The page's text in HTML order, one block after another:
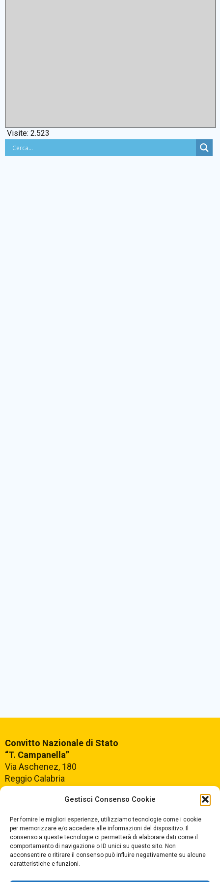
Gestisci Consenso Cookie
Per fornire le migliori esperienze, utilizziamo tecnologie come i cookie
per memorizzare e/o accedere alle informazioni del dispositivo. Il
consenso a queste tecnologie ci permetterà di elaborare dati come il
comportamento di navigazione o ID unici su questo sito. Non
acconsentire o ritirare il consenso può influire negativamente su alcune
caratteristiche e funzioni.
Visite: 2.523
Convitto Nazionale di Stato
“T. Campanella”
Via Aschenez, 180
Reggio Calabria
Segreteria +39096520527
Fax +390965499420
E-mail:rcvc010005@istruzione.it